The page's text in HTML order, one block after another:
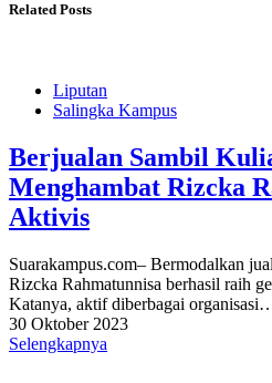
Related Posts
Liputan
Salingka Kampus
Berjualan Sambil
Menghambat Rizcka
Aktivis
Suarakampus.com– Bermodalkan
Rizcka Rahmatunnisa berhasil raih
Katanya, aktif diberbagai
30 Oktober 2023
Selengkapnya